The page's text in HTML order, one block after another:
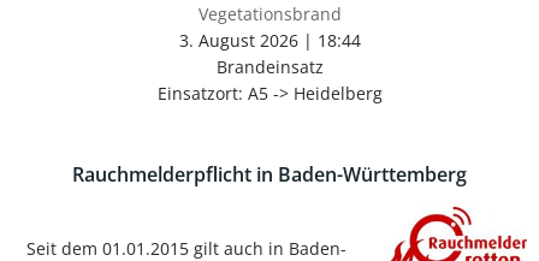
Vegetationsbrand
3. August 2026| 18:44
Brandeinsatz
Einsatzort: A5 -> Heidelberg
Rauchmelderpflicht in Baden-Württemberg
Seit dem 01.01.2015 gilt auch in Baden-